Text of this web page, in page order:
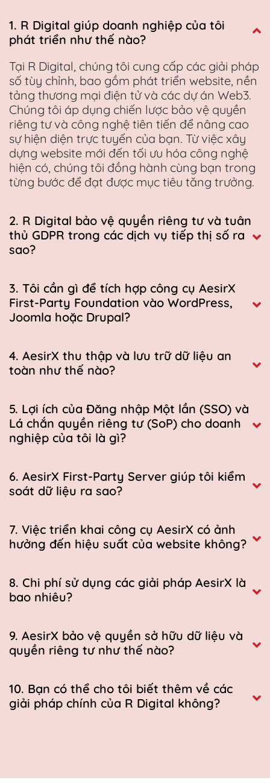
1. R Digital giúp doanh nghiệp của tôi
phát triển như thế nào?
Tại R Digital, chúng tôi cung cấp các giải pháp
số tùy chỉnh, bao gồm phát triển website, nền
tảng thương mại điện tử và các dự án Web3.
Chúng tôi áp dụng chiến lược bảo vệ quyền
riêng tư và công nghệ tiên tiến để nâng cao
sự hiện diện trực tuyến của bạn. Từ việc xây
dựng website mới đến tối ưu hóa công nghệ
hiện có, chúng tôi đồng hành cùng bạn trong
từng bước để đạt được mục tiêu tăng trưởng.
2. R Digital bảo vệ quyền riêng tư và tuân
thủ GDPR trong các dịch vụ tiếp thị số ra
sao?
3. Tôi cần gì để tích hợp công cụ AesirX
First-Party Foundation vào WordPress,
Joomla hoặc Drupal?
4. AesirX thu thập và lưu trữ dữ liệu an
toàn như thế nào?
5. Lợi ích của Đăng nhập Một lần (SSO) và
Lá chắn quyền riêng tư (SoP) cho doanh
nghiệp của tôi là gì?
6. AesirX First-Party Server giúp tôi kiểm
soát dữ liệu ra sao?
7. Việc triển khai công cụ AesirX có ảnh
hưởng đến hiệu suất của website không?
8. Chi phí sử dụng các giải pháp AesirX là
bao nhiêu?
9. AesirX bảo vệ quyền sở hữu dữ liệu và
quyền riêng tư như thế nào?
10. Bạn có thể cho tôi biết thêm về các
giải pháp chính của R Digital không?